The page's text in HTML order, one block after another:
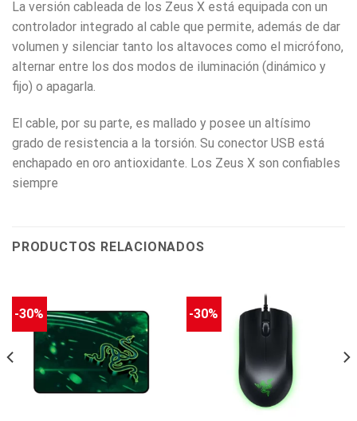
La versión cableada de los Zeus X está equipada con un
controlador integrado al cable que permite, además de dar
volumen y silenciar tanto los altavoces como el micrófono,
alternar entre los dos modos de iluminación (dinámico y
fijo) o apagarla.
El cable, por su parte, es mallado y posee un altísimo
grado de resistencia a la torsión. Su conector USB está
enchapado en oro antioxidante. Los Zeus X son confiables
siempre
PRODUCTOS RELACIONADOS
-30% -30%